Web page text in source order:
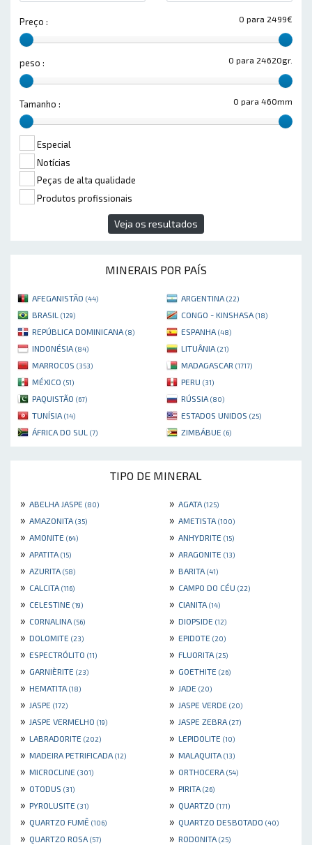
0 para 2499€
Preço :
0 para 24620gr.
peso :
0 para 460mm
Tamanho :
Especial
Notícias
Peças de alta qualidade
Produtos profissionais
Veja os resultados
MINERAIS POR PAÍS
AFEGANISTÃO (44) ARGENTINA (22)
BRASIL (129) CONGO - KINSHASA (18)
REPÚBLICA DOMINICANA (8) ESPANHA (48)
INDONÉSIA (84) LITUÂNIA (21)
MARROCOS (353) MADAGASCAR (1717)
MÉXICO (51) PERU (31)
PAQUISTÃO (67) RÚSSIA (80)
TUNÍSIA (14) ESTADOS UNIDOS (25)
ÁFRICA DO SUL (7) ZIMBÁBUE (6)
TIPO DE MINERAL
» ABELHA JASPE (80) » AGATA (125)
» AMAZONITA (35) » AMETISTA (100)
» AMONITE (64) » ANHYDRITE (15)
» APATITA (15) » ARAGONITE (13)
» AZURITA (58) » BARITA (41)
» CALCITA (116) » CAMPO DO CÉU (22)
» CELESTINE (19) » CIANITA (14)
» CORNALINA (56) » DIOPSIDE (12)
» DOLOMITE (23) » EPIDOTE (20)
» ESPECTRÓLITO (11) » FLUORITA (25)
» GARNIÈRITE (23) » GOETHITE (26)
» HEMATITA (18) » JADE (20)
» JASPE (172) » JASPE VERDE (20)
» JASPE VERMELHO (19) » JASPE ZEBRA (27)
» LABRADORITE (202) » LEPIDOLITE (10)
» MADEIRA PETRIFICADA (12) » MALAQUITA (13)
» MICROCLINE (301) » ORTHOCERA (54)
» OTODUS (31) » PIRITA (26)
» PYROLUSITE (31) » QUARTZO (171)
» QUARTZO FUMÊ (106) » QUARTZO DESBOTADO (40)
» QUARTZO ROSA (57) » RODONITA (25)